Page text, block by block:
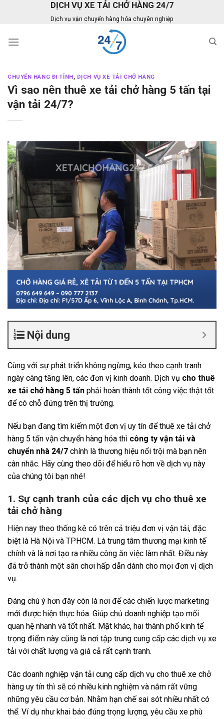
DỊCH VỤ XE TẢI CHỞ HÀNG 24/7
Dịch vụ vận chuyển hàng hóa chuyên nghiệp
CHUYỂN HÀNG ĐI TỈNH , DỊCH VỤ XE TẢI CHỞ HÀNG
Vì sao nên thuê xe tải chở hàng 5 tấn tại
vận tải 24/7?
Nội dung
Cùng với sự phát triển không ngừng, kéo theo cạnh tranh
ngày càng tăng lên, các đơn vị kinh doanh. Dịch vụ cho thuê
xe tải chở hàng 5 tấn phải hoàn thành tốt công việc thật tốt
để có chỗ đứng trên thị trường.
Nếu bạn đang tìm kiếm một đơn vị uy tín để thuê xe tải chở
hàng 5 tấn vận chuyển hàng hóa thì công ty vận tải và
chuyển nhà 24/7 chính là thương hiệu nổi trội mà bạn nên
cân nhắc. Hãy cùng theo dõi để hiểu rõ hơn về dịch vụ này
của chúng tôi bạn nhé!
1. Sự cạnh tranh của các dịch vụ cho thuê xe
tải chở hàng
Hiện nay theo thống kê có trên cả triệu đơn vị vận tải, đặc
biệt là Hà Nội và TPHCM. Là trung tâm thương mại kinh tế
chính và là nơi tạo ra nhiều công ăn việc làm nhất. Điều này
đã trở thành một sân chơi hấp dẫn dành cho mọi đơn vị dịch
vụ.
Đáng chú ý hơn đây còn là nơi để các chiến lược marketing
mới được hiện thực hóa. Giúp chủ doanh nghiệp tạo mối
quan hệ nhanh và tốt nhất. Mặt khác, hai thành phố kinh tế
trọng điểm này cũng là nơi tập trung cung cấp các dịch vụ xe
tải với chất lượng và giá cả rất cạnh tranh.
Các doanh nghiệp vận tải cung cấp dịch vụ cho thuê xe chở
hàng uy tín thì sẽ có nhiều kinh nghiệm và nắm rất vững
những yêu cầu cơ bản. Nhằm hạn chế sai sót nhiều nhất có
thể. Ví dụ như khai báo đúng trọng lượng, yêu cầu xe phù